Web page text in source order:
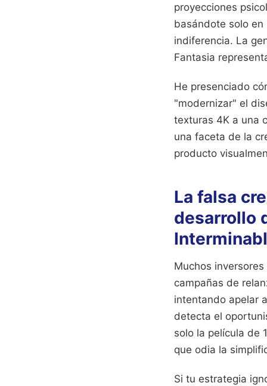
proyecciones
basándote solo
indiferencia. La
Fantasia
He presenciado
"modernizar" el
texturas 4K a una
una faceta de la
producto
La falsa
desarrollo
Muchos
campañas de
intentando apelar
detecta el
solo la película de
que odia la
Si tu estrategia